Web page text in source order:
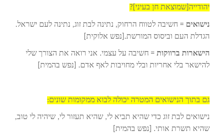
יהודייה[שמוצאת חן בעיני]?
נישואים = חשיבה לטווח הרחוק, נתינה לבת זוג, נתינה לעם ישראל.
הגדלת העם וביסוס המורשת.[נפש אלוקית]
הישארות ברווקות = חשיבה על עצמי. אני רואה את הצורך שלי
להישאר בלי אחריות ובלי מחויבות לאף אדם. [נפש בהמית]
גם בתוך הנישואים המטרה יכולה לבוא ממקומות שונים:
נישואים לבת זוג כדי שהיא תביא לי, שהיא תעזור לי, שיהיה לי טוב,
שהיא תשרת אותי. [נפש בהמית]